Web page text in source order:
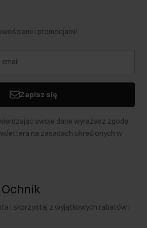
przy tym, że wcale nie musisz
Wręcz przeciwnie. Wyposaż się w kilka
od nastroju czy stylizacji na dany
dodatku i funkcjonalnego gadżetu w
odkryj najmodniejsze
i promocjami!
Zapisz się
swoje dane wyrażasz zgodę
na zasadach określonych w
i skorzystaj z wyjątkowych rabatów i